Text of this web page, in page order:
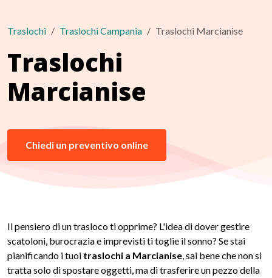
Traslochi Traslochi Campania Traslochi Marcianise
Traslochi
Marcianise
Chiedi un preventivo online
Il pensiero di un trasloco ti opprime? L'idea di dover gestire
scatoloni, burocrazia e imprevisti ti toglie il sonno? Se stai
pianificando i tuoi traslochi a Marcianise, sai bene che non si
tratta solo di spostare oggetti, ma di trasferire un pezzo della